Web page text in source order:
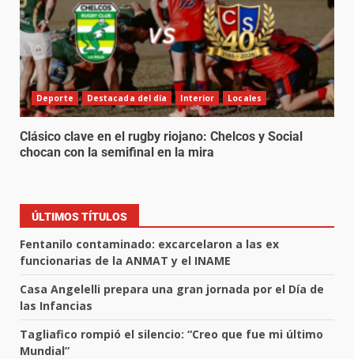
Deporte Destacada del día Interior Locales
Clásico clave en el rugby riojano: Chelcos y Social
chocan con la semifinal en la mira
ÚLTIMOS TÍTULOS
Fentanilo contaminado: excarcelaron a las ex
funcionarias de la ANMAT y el INAME
Casa Angelelli prepara una gran jornada por el Día de
las Infancias
Tagliafico rompió el silencio: “Creo que fue mi último
Mundial”